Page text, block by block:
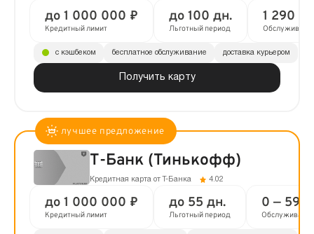
до 1 000 000 ₽
Кредитный лимит
до 100 дн.
Льготный период
1 290 ₽
Получить карту
с кэшбеком бесплатное обслуживание доставка курьером
Т-Банк (Тинькофф)
Кредитная карта от Т-Банка 4.02
до 1 000 000 ₽
Кредитный лимит
до 55 дн.
Льготный период
0 — 590
Обслуживание